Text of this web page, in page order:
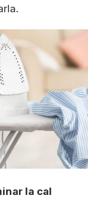
la cal